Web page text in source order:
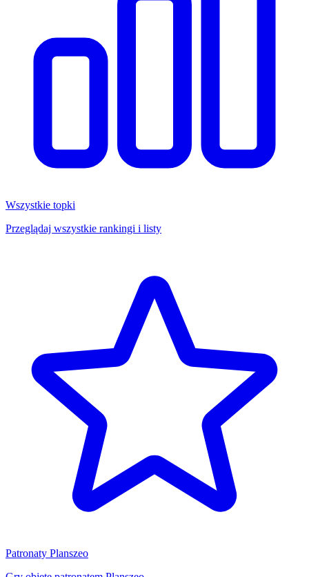
Wszystkie topki
Przeglądaj wszystkie rankingi i listy
Patronaty Planszeo